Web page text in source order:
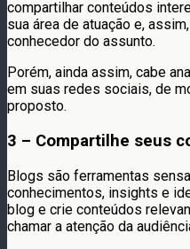
compartilhar conteúdos
sua área de atuação e,
conhecedor do assunto.
Porém, ainda assim, cabe
em suas redes sociais, de
proposto.
3 – Compartilhe seus
Blogs são ferramentas
conhecimentos, insights e
blog e crie conteúdos
chamar a atenção da